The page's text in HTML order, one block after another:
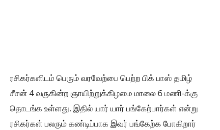
ரசிகர்களிடம் பெரும் வரவேற்பை பெற்ற பிக் பாஸ் தமிழ்
சீசன் 4 வருகின்ற ஞாயிற்றுக்கிழமை மாலை 6 மணி-க்கு
தொடங்க உள்ளது. இதில் யார் யார் பங்கேற்பார்கள் என்று
ரசிகர்கள் பலரும் கண்டிப்பாக இவர் பங்கேற்க போகிறார்